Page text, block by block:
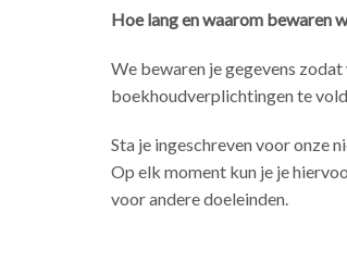
Hoe lang en waarom bewaren
We bewaren je gegevens
boekhoudverplichtingen te
Sta je ingeschreven voor onze
Op elk moment kun je je
voor andere doeleinden.